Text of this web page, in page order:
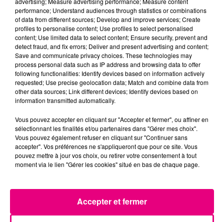
23 juillet 2026
Violent incendie au nord de Toulouse
performance; Understand audiences through statistics or combinations
of data from different sources; Develop and improve services; Create
profiles to personalise content; Use profiles to select personalised
content; Use limited data to select content; Ensure security, prevent and
detect fraud, and fix errors; Deliver and present advertising and content;
Save and communicate privacy choices. These technologies may
process personal data such as IP address and browsing data to offer
following functionalities: Identify devices based on information actively
requested; Use precise geolocation data; Match and combine data from
other data sources; Link different devices; Identify devices based on
information transmitted automatically.
Vous pouvez accepter en cliquant sur "Accepter et fermer", ou affiner en
sélectionnant les finalités et/ou partenaires dans "Gérer mes choix".
Vous pouvez également refuser en cliquant sur "Continuer sans
accepter". Vos préférences ne s'appliqueront que pour ce site. Vous
pouvez mettre à jour vos choix, ou retirer votre consentement à tout
moment via le lien "Gérer les cookies" situé en bas de chaque page.
Accepter et fermer